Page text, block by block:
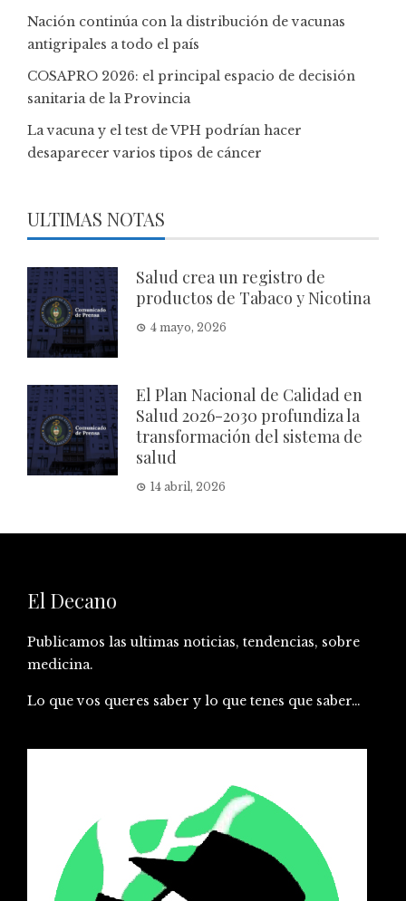
Nación continúa con la distribución de vacunas
antigripales a todo el país
COSAPRO 2026: el principal espacio de decisión
sanitaria de la Provincia
La vacuna y el test de VPH podrían hacer
desaparecer varios tipos de cáncer
ULTIMAS NOTAS
Salud crea un registro de
productos de Tabaco y Nicotina
4 mayo, 2026
El Plan Nacional de Calidad en
Salud 2026-2030 profundiza la
transformación del sistema de
salud
14 abril, 2026
El Decano
Publicamos las ultimas noticias, tendencias, sobre
medicina.
Lo que vos queres saber y lo que tenes que saber…